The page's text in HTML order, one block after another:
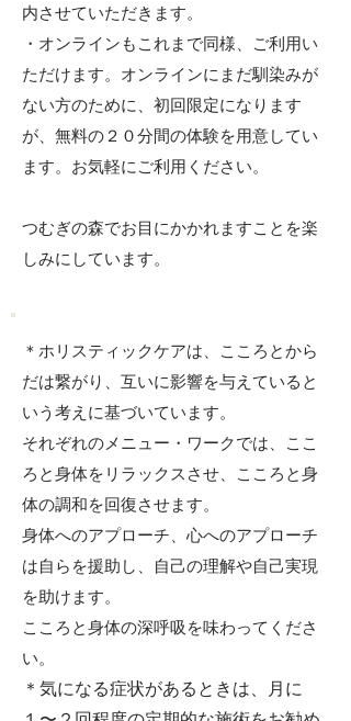
内させていただきます。
​・ ​オンラインもこれまで同様、ご利用い
ただけます。​オンラインにまだ馴染みが
ない方のために、初回限定になります
が、無料の２０分間の体験を用意してい
ます。お気軽にご利用ください。
​つむぎの森でお目にかかれますことを楽
しみにしています。
＊ホリスティックケアは、こころとから
だは繋がり、互いに影響を与えていると
いう考えに基づいています。
それぞれのメニュー・ワークでは、ここ
ろと身体をリラックスさせ、こころと身
体の調和を回復させます。
身体へのアプローチ、心へのアプローチ
は自らを援助し、自己の理解や自己実現
を助けます。
こころと身体の深呼吸を味わってくださ
い。
＊気になる症状があるときは、月に